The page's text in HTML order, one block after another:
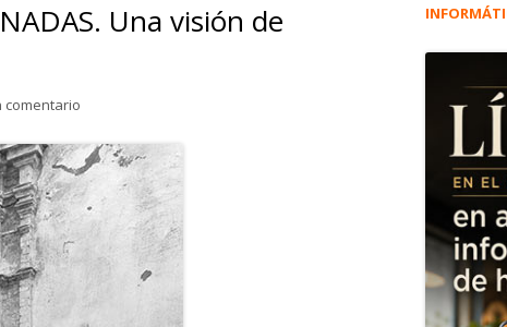
Una visión de
comentario para 2.210. CASAS ABANDONADAS. Una visión de Roberto Michel.
Barra